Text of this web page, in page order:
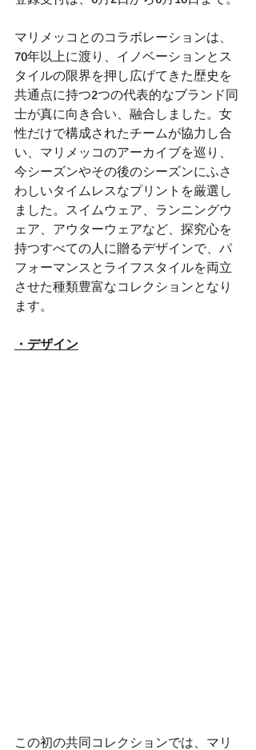
マリメッコとのコラボレーションは、
70年以上に渡り、イノベーションとス
タイルの限界を押し広げてきた歴史を
共通点に持つ2つの代表的なブランド同
士が真に向き合い、融合しました。女
性だけで構成されたチームが協力し合
い、マリメッコのアーカイブを巡り、
今シーズンやその後のシーズンにふさ
わしいタイムレスなプリントを厳選し
ました。スイムウェア、ランニングウ
ェア、アウターウェアなど、探究心を
持つすべての人に贈るデザインで、パ
フォーマンスとライフスタイルを両立
させた種類豊富なコレクションとなり
ます。
・デザイン
この初の共同コレクションでは、マリ